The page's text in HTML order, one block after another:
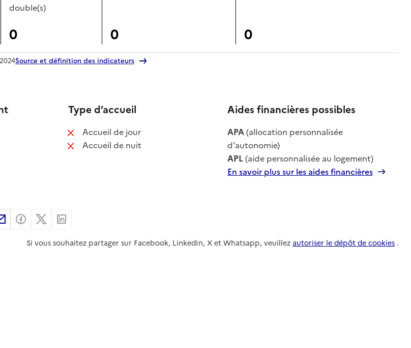
double(s)
0 0 0
Source et définition des indicateurs
Type d’accueil
Accueil de jour: non disponible
Accueil de nuit: non disponible
Aides financières possibles
APA(allocation personnalisée
d'autonomie)
APL(aide personnalisée au logement)
En savoir plus sur les aides financières
Partager par email
Partager sur Facebook
Partager sur X
Si vous souhaitez partager sur Facebook, LinkedIn, X et Whatsapp, veuillez autoriser le dépôt de cookies .